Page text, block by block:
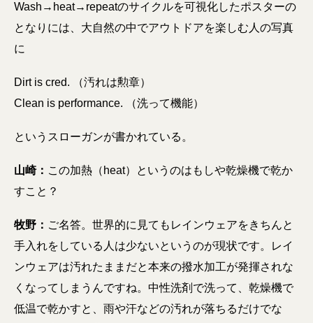
Wash→heat→repeatのサイクルを可視化したポスターの
となりには、大自然の中でアウトドアを楽しむ人の写真
に
Dirt is cred. （汚れは勲章）
Clean is performance. （洗って機能）
というスローガンが書かれている。
山崎： この加熱（heat）というのはもしや乾燥機で乾か
すこと？
牧野： ご名答。世界的に見てもレインウェアをきちんと
手入れをしている人は少ないというのが現状です。レイ
ンウェアは汚れたままだと本来の撥水加工が発揮されな
くなってしまうんですね。中性洗剤で洗って、乾燥機で
低温で乾かすと、雨や汗などの汚れが落ちるだけでな